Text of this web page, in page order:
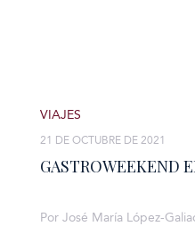
GASTROWEEKEND
21 DE OCTUBRE DE 2021
VIAJES
Por José María López-